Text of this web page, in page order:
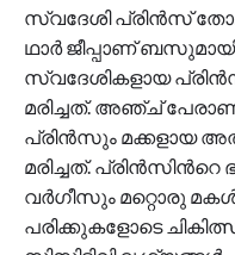
സ്വദേശി പ്രിൻസ്
ഥാർ ജീപ്പാണ് ബസുമായി
സ്വദേശികളായ
മരിച്ചത്. അഞ്ച് പേരാണ്
പ്രിൻസും മക്കളായ
മരിച്ചത്.
വർഗീസും മറ്റൊരു
പരിക്കുകളോടെ